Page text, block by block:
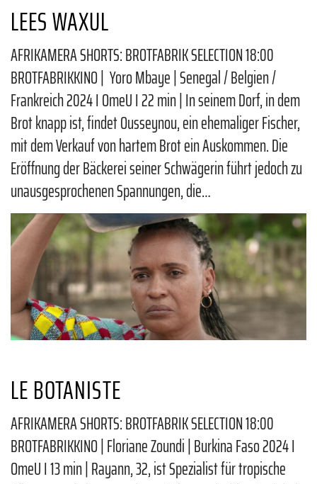
LEES WAXUL
AFRIKAMERA SHORTS: BROTFABRIK SELECTION 18:00
BROTFABRIKKINO | Yoro Mbaye | Senegal / Belgien /
Frankreich 2024 I OmeU I 22 min | In seinem Dorf, in dem
Brot knapp ist, findet Ousseynou, ein ehemaliger Fischer,
mit dem Verkauf von hartem Brot ein Auskommen. Die
Eröffnung der Bäckerei seiner Schwägerin führt jedoch zu
unausgesprochenen Spannungen, die…
LE BOTANISTE
AFRIKAMERA SHORTS: BROTFABRIK SELECTION 18:00
BROTFABRIKKINO | Floriane Zoundi | Burkina Faso 2024 I
OmeU I 13 min | Rayann, 32, ist Spezialist für tropische